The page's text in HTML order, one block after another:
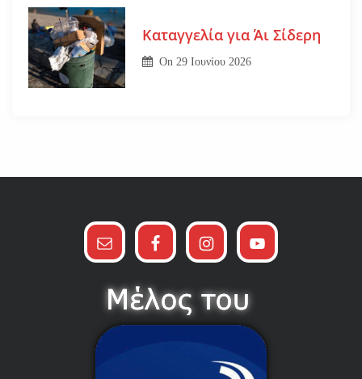
Καταγγελία για Άι Σίδερη
On 29 Ιουνίου 2026